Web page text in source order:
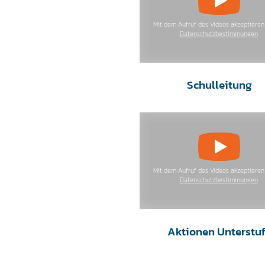
Mit dem Aufruf des Videos
Datenschutzbestimmungen.
Schulleitung
Mit dem Aufruf des Videos
Datenschutzbestimmungen.
Aktionen